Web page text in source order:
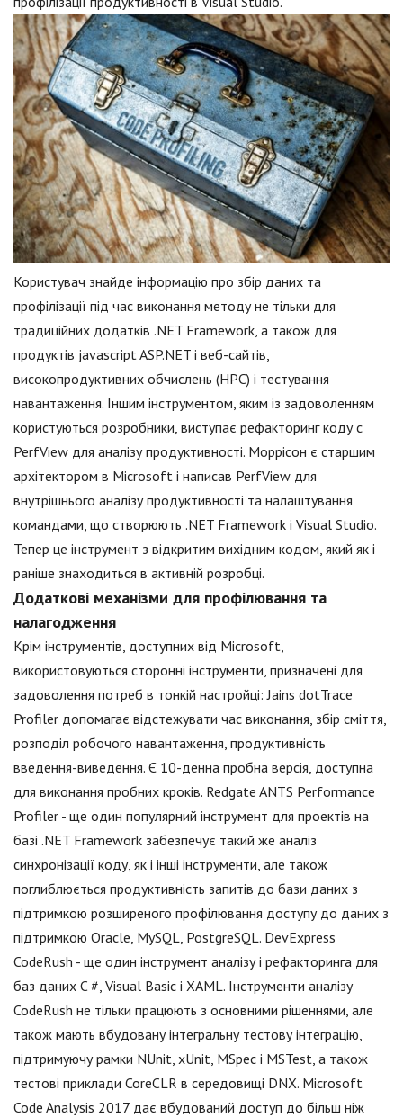
Користувач знайде інформацію про збір даних та
профілізації під час виконання методу не тільки для
традиційних додатків .NET Framework, а також для
продуктів jаvascript ASP.NET і веб-сайтів,
високопродуктивних обчислень (HPC) і тестування
навантаження. Іншим інструментом, яким із задоволенням
користуються розробники, виступає рефакторинг коду c
PerfView для аналізу продуктивності. Моррісон є старшим
архітектором в Microsoft і написав PerfView для
внутрішнього аналізу продуктивності та налаштування
командами, що створюють .NET Framework і Visual Studio.
Тепер це інструмент з відкритим вихідним кодом, який як і
раніше знаходиться в активній розробці.
Додаткові механізми для профілювання та
налагодження
Крім інструментів, доступних від Microsoft,
використовуються сторонні інструменти, призначені для
задоволення потреб в тонкій настройці: Jains dotTrace
Profiler допомагає відстежувати час виконання, збір сміття,
розподіл робочого навантаження, продуктивність
введення-виведення. Є 10-денна пробна версія, доступна
для виконання пробних кроків. Redgate ANTS Performance
Profiler - ще один популярний інструмент для проектів на
базі .NET Framework забезпечує такий же аналіз
синхронізації коду, як і інші інструменти, але також
поглиблюється продуктивність запитів до бази даних з
підтримкою розширеного профілювання доступу до даних з
підтримкою Oracle, MySQL, PostgreSQL. DevExpress
CodeRush - ще один інструмент аналізу і рефакторинга для
баз даних C #, Visual Basic і XAML. Інструменти аналізу
CodeRush не тільки працюють з основними рішеннями, але
також мають вбудовану інтегральну тестову інтеграцію,
підтримуючу рамки NUnit, xUnit, MSpec і MSTest, а також
тестові приклади CoreCLR в середовищі DNX. Microsoft
Code Analysis 2017 дає вбудований доступ до більш ніж